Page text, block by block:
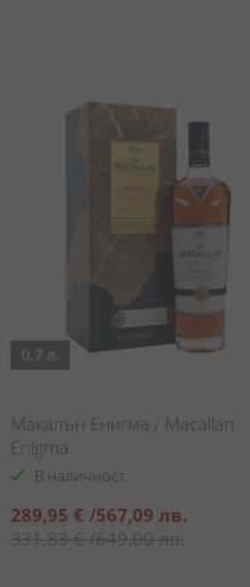
0.7 л.
Макалън Енигма / Macallan
Enigma
В наличност
Специална
цена
289,95 € /567,09 лв.
331,83 €/649,00 лв.